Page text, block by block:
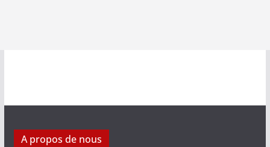
A propos de nous